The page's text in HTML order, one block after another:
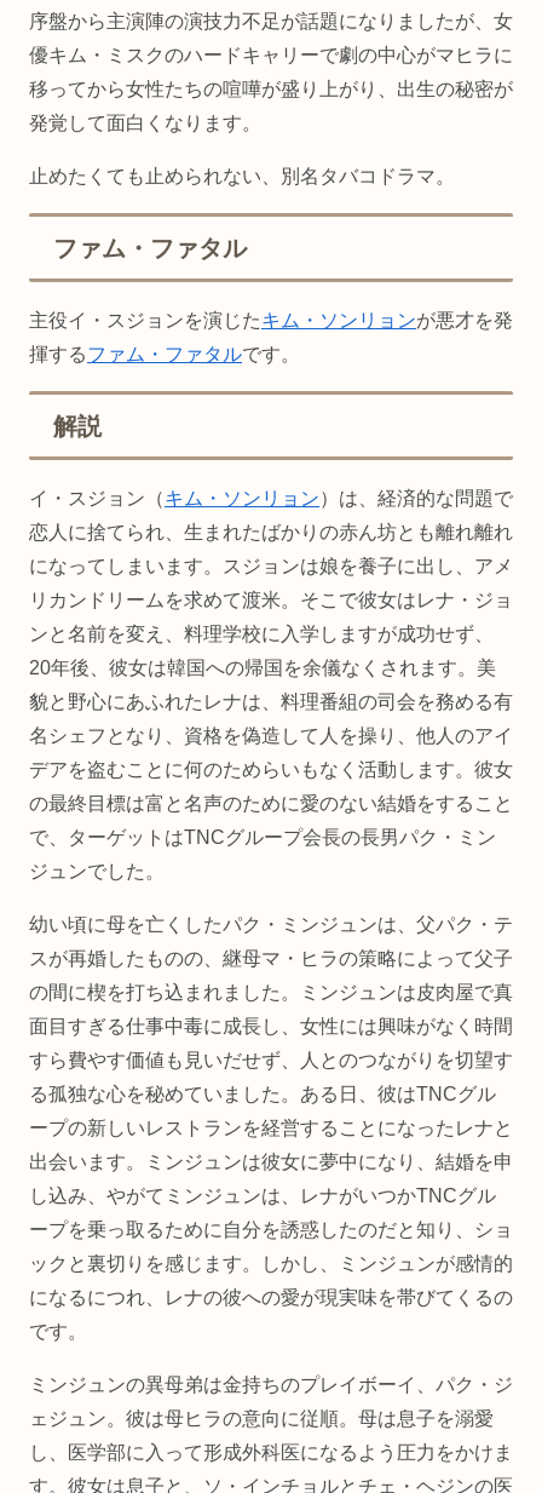
序盤から主演陣の演技力不足が話題になりましたが、女
優キム・ミスクのハードキャリーで劇の中心がマヒラに
移ってから女性たちの喧嘩が盛り上がり、出生の秘密が
発覚して面白くなります。
止めたくても止められない、別名タバコドラマ。
ファム・ファタル
主役イ・スジョンを演じたキム・ソンリョンが悪才を発
揮するファム・ファタルです。
解説
イ・スジョン（キム・ソンリョン）は、経済的な問題で
恋人に捨てられ、生まれたばかりの赤ん坊とも離れ離れ
になってしまいます。スジョンは娘を養子に出し、アメ
リカンドリームを求めて渡米。そこで彼女はレナ・ジョ
ンと名前を変え、料理学校に入学しますが成功せず、
20年後、彼女は韓国への帰国を余儀なくされます。美
貌と野心にあふれたレナは、料理番組の司会を務める有
名シェフとなり、資格を偽造して人を操り、他人のアイ
デアを盗むことに何のためらいもなく活動します。彼女
の最終目標は富と名声のために愛のない結婚をすること
で、ターゲットはTNCグループ会長の長男パク・ミン
ジュンでした。
幼い頃に母を亡くしたパク・ミンジュンは、父パク・テ
スが再婚したものの、継母マ・ヒラの策略によって父子
の間に楔を打ち込まれました。ミンジュンは皮肉屋で真
面目すぎる仕事中毒に成長し、女性には興味がなく時間
すら費やす価値も見いだせず、人とのつながりを切望す
る孤独な心を秘めていました。ある日、彼はTNCグル
ープの新しいレストランを経営することになったレナと
出会います。ミンジュンは彼女に夢中になり、結婚を申
し込み、やがてミンジュンは、レナがいつかTNCグル
ープを乗っ取るために自分を誘惑したのだと知り、ショ
ックと裏切りを感じます。しかし、ミンジュンが感情的
になるにつれ、レナの彼への愛が現実味を帯びてくるの
です。
ミンジュンの異母弟は金持ちのプレイボーイ、パク・ジ
ェジュン。彼は母ヒラの意向に従順。母は息子を溺愛
し、医学部に入って形成外科医になるよう圧力をかけま
す。彼女は息子と、ソ・インチョルとチェ・ヘジンの医